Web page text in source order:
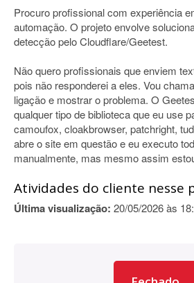
Procuro profissional com experiência
automação. O projeto envolve
detecção pelo Cloudflare/Geetest.
Não quero profissionais que enviem
pois não responderei a eles. Vou
ligação e mostrar o problema. O
qualquer tipo de biblioteca que eu use
camoufox, cloakbrowser, patchright,
abre o site em questão e eu executo
manualmente, mas mesmo assim
Atividades do cliente nesse
Última visualização: 20/05/2026 às